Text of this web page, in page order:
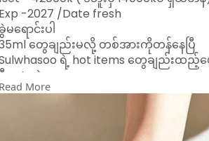
-2027 /Date fresh
မရောင်းပါ
တွေချည်းမလို့ တစ်အားကိုတန်နေပြီ
ရဲ့ hot items တွေချည်းထည့်ပ
set ထဲမှာလေ
ျက်နှာပေါ်က အညစ်အကြေး အဆီဖု အဆီ
ေးပြီး မျက်နှာလေးလင်းလာစေတဲ့
ြီးတော့ အရမ်းနာမည်ကြီးတဲ့ Sulwhasoo ရဲ့
More